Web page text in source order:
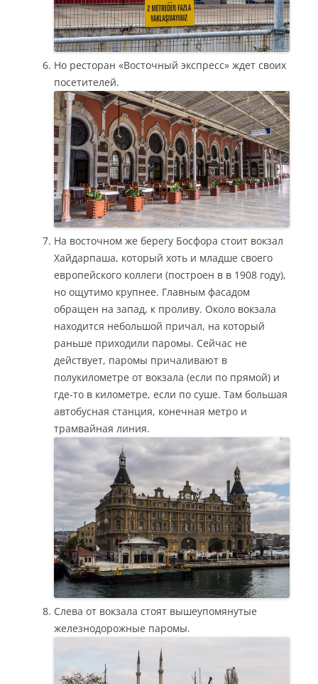
Но ресторан «Восточный экспресс» ждет своих
посетителей.
На восточном же берегу Босфора стоит вокзал
Хайдарпаша, который хоть и младше своего
европейского коллеги (построен в в 1908 году),
но ощутимо крупнее. Главным фасадом
обращен на запад, к проливу. Около вокзала
находится небольшой причал, на который
раньше приходили паромы. Сейчас не
действует, паромы причаливают в
полукилометре от вокзала (если по прямой) и
где-то в километре, если по суше. Там большая
автобусная станция, конечная метро и
трамвайная линия.
Слева от вокзала стоят вышеупомянутые
железнодорожные паромы.